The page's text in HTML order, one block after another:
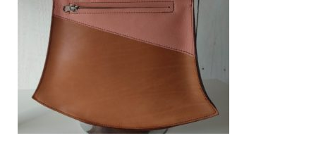
Pour acheter
Contact